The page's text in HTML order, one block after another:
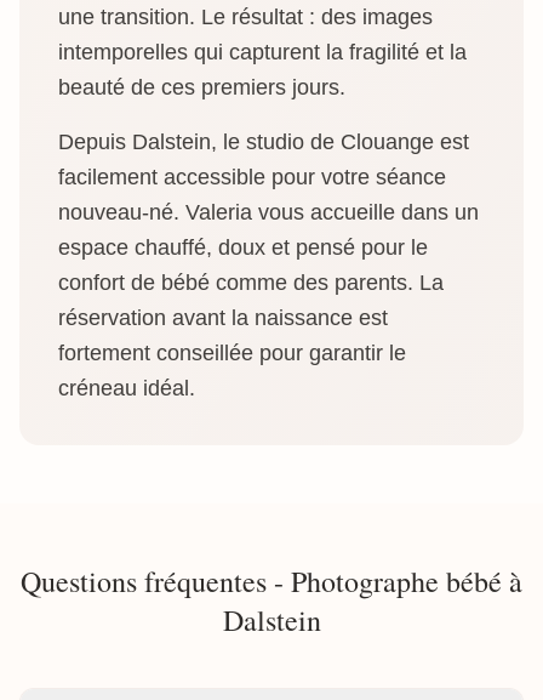
une transition. Le résultat : des images
intemporelles qui capturent la fragilité et la
beauté de ces premiers jours.
Depuis Dalstein, le studio de Clouange est
facilement accessible pour votre séance
nouveau-né. Valeria vous accueille dans un
espace chauffé, doux et pensé pour le
confort de bébé comme des parents. La
réservation avant la naissance est
fortement conseillée pour garantir le
créneau idéal.
Questions fréquentes - Photographe bébé à
Dalstein